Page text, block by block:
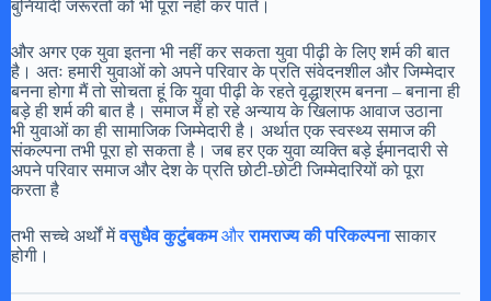
बुनियादी जरूरतों को भी पूरा नहीं कर पाते।
और अगर एक युवा इतना भी नहीं कर सकता युवा पीढ़ी के लिए शर्म की बात
है। अतः हमारी युवाओं को अपने परिवार के प्रति संवेदनशील और जिम्मेदार
बनना होगा मैं तो सोचता हूं कि युवा पीढ़ी के रहते वृद्धाश्रम बनना – बनाना ही
बड़े ही शर्म की बात है। समाज में हो रहे अन्याय के खिलाफ आवाज उठाना
भी युवाओं का ही सामाजिक जिम्मेदारी है। अर्थात एक स्वस्थ्य समाज की
संकल्पना तभी पूरा हो सकता है। जब हर एक युवा व्यक्ति बड़े ईमानदारी से
अपने परिवार समाज और देश के प्रति छोटी-छोटी जिम्मेदारियों को पूरा
करता है
तभी सच्चे अर्थों मेंवसुधैव कुटुंबकमऔररामराज्य की परिकल्पना साकार
होगी।